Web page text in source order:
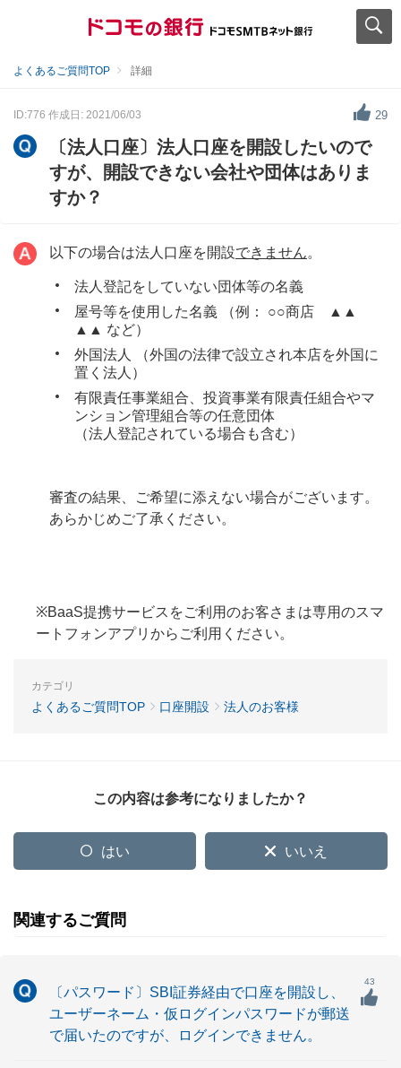
よくあるご質問TOP 詳細
ID:776 作成日: 2021/06/03 29
〔法人口座〕法人口座を開設したいので
すが、開設できない会社や団体はありま
すか？
以下の場合は法人口座を開設できません。
法人登記をしていない団体等の名義
屋号等を使用した名義 （例： ○○商店 ▲▲
▲▲ など）
外国法人 （外国の法律で設立され本店を外国に
置く法人）
有限責任事業組合、投資事業有限責任組合やマ
ンション管理組合等の任意団体
（法人登記されている場合も含む）
審査の結果、ご希望に添えない場合がございます。
あらかじめご了承ください。
※BaaS提携サービスをご利用のお客さまは専用のスマ
ートフォンアプリからご利用ください。
カテゴリ
よくあるご質問TOP 口座開設 法人のお客様
この内容は参考になりましたか？
はい いいえ
関連するご質問
〔パスワード〕SBI証券経由で口座を開設し、
ユーザーネーム・仮ログインパスワードが郵送
で届いたのですが、ログインできません。
43